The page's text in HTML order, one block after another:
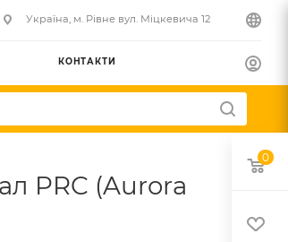
Українa, м. Рівне вул. Міцкевича 12
КОНТАКТИ
PRC (Aurora
0